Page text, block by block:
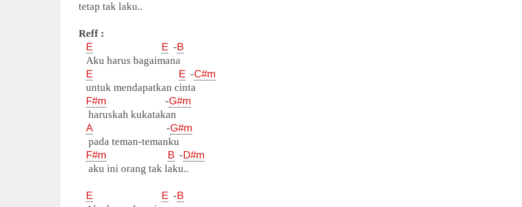
tetap tak laku..
Reff :
E
E -B
Aku harus bagaimana
E
E -C#m
untuk mendapatkan cinta
F#m -G#m
haruskah kukatakan
A-G#m
pada teman-temanku
F#m
B -D#m
aku ini orang tak laku..
E E -B